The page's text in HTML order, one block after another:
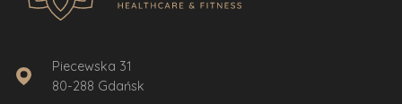
Piecewska 31
80-288 Gdańsk